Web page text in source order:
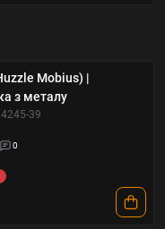
Mobius) |
з металу
39
0